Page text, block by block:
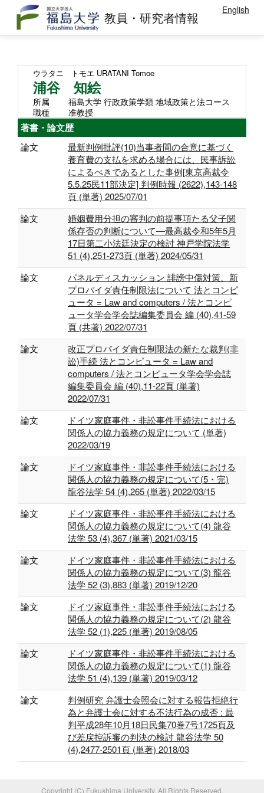
教員・研究者情報 English
ウラタニ トモエ URATANI Tomoe
浦谷 知絵
所属
福島大学 行政政策学類 地域政策と法コース
職種
准教授
著書・論文歴
論文
最新判例批評(10)当事者間の合意に基づく
養育費の支払を求める場合には、民事訴訟
によるべきであるとした事例[東京高裁令
5.5.25民11部決定] 判例時報 (2622),143-148
頁 (単著) 2025/07/01
論文
婚姻費用分担の審判の前提事項たる父子関
係存否の判断について―最高裁令和5年5月
17日第二小法廷決定の検討 神戸学院法学
51 (4),251-273頁 (単著) 2024/05/31
論文
パネルディスカッション 誹謗中傷対策、新
プロバイダ責任制限法について 法とコンピ
ュータ = Law and computers / 法とコンピ
ュータ学会学会誌編集委員会 編 (40),41-59
頁 (共著) 2022/07/31
論文
改正プロバイダ責任制限法の新たな裁判(非
訟)手続 法とコンピュータ = Law and
computers / 法とコンピュータ学会学会誌
編集委員会 編 (40),11-22頁 (単著)
2022/07/31
論文
ドイツ家庭事件・非訟事件手続法における
関係人の協力義務の規定について (単著)
2022/03/19
論文
ドイツ家庭事件・非訟事件手続法における
関係人の協力義務の規定について(5・完)
龍谷法学 54 (4),265 (単著) 2022/03/15
論文
ドイツ家庭事件・非訟事件手続法における
関係人の協力義務の規定について(4) 龍谷
法学 53 (4),367 (単著) 2021/03/15
論文
ドイツ家庭事件・非訟事件手続法における
関係人の協力義務の規定について(3) 龍谷
法学 52 (3),883 (単著) 2019/12/20
論文
ドイツ家庭事件・非訟事件手続法における
関係人の協力義務の規定について(2) 龍谷
法学 52 (1),225 (単著) 2019/08/05
論文
ドイツ家庭事件・非訟事件手続法における
関係人の協力義務の規定について(1) 龍谷
法学 51 (4),139 (単著) 2019/03/12
論文
判例研究 弁護士会照会に対する報告拒絶行
為と弁護士会に対する不法行為の成否 : 最
判平成28年10月18日民集70巻7号1725頁及
び差戻控訴審の判決の検討 龍谷法学 50
(4),2477-2501頁 (単著) 2018/03
Copyright (C) Fukushima University. All Rights Reserved.